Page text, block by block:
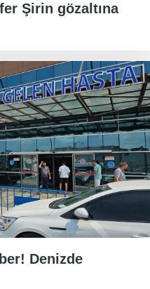
Şirin gözaltına
Denizde